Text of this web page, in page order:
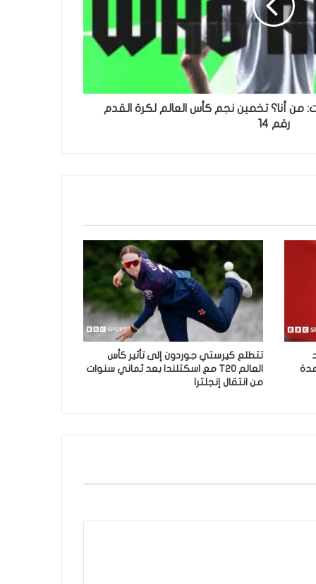
أنا؟ تخمين نجم كأس العالم لكرة القدم
رقم 14
تتطلع كيرستي جوردون إلى تأثير كأس
العالم T20 مع اسكتلندا بعد ثماني سنوات
من انتقال إنجلترا